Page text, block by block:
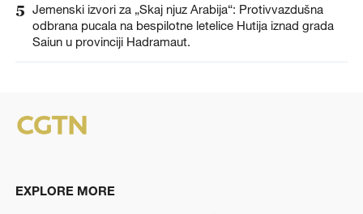
5 Jemenski izvori za „Skaj njuz Arabija“: Protivvazdušna
odbrana pucala na bespilotne letelice Hutija iznad grada
Saiun u provinciji Hadramaut.
EXPLORE MORE